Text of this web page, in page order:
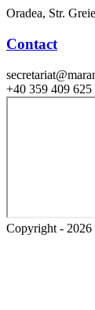
Oradea, Str.
Contact
+40 359 409 625
Copyright - 2026